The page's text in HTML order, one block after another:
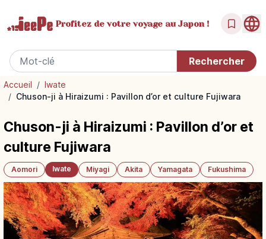
Profitez de votrevoyage au Japon !
Accueil / Iwate
/ Chuson-ji à Hiraizumi : Pavillon d’or et culture Fujiwara
Chuson-ji à Hiraizumi : Pavillon d’or et
culture Fujiwara
Aomori Iwate Miyagi Akita Yamagata Fukushima